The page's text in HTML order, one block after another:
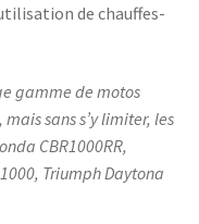
de chauffes-
gamme de motos
sans s’y limiter, les
CBR1000RR,
Triumph Daytona